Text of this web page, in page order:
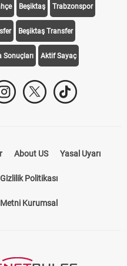
Beşiktaş Trabzonspor
Beşiktaş Transfer
Sonuçları Aktif Sayaç
About US Yasal Uyarı
Gizlilik Politikası
Kurumsal